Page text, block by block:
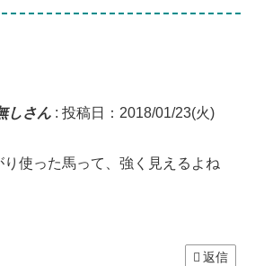
しさん : 投稿日：2018/01/23(火)
使った馬って、強く見えるよね
返信